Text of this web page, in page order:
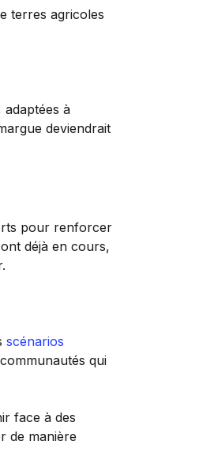
terres agricoles
à
deviendrait
pour renforcer
déjà en cours,
scénarios
qui
face à des
de manière